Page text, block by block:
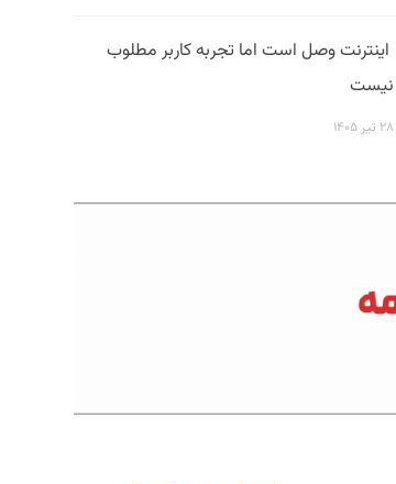
اینترنت وصل است اما تجربه کاربر مطلوب
نیست
۲۸ تیر ۱۴۰۵